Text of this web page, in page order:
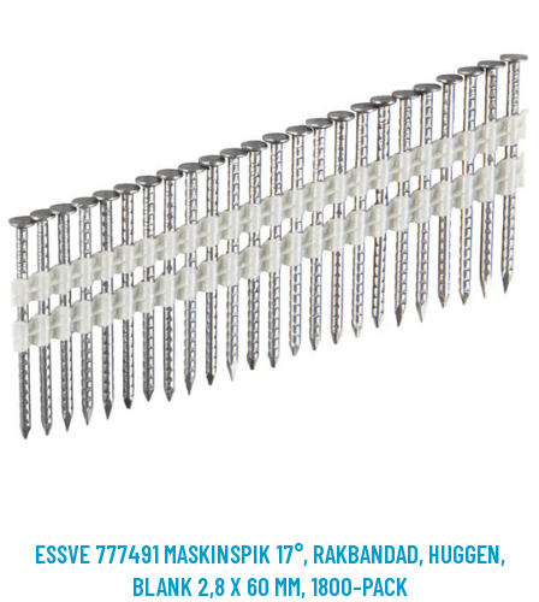
ESSVE 777491 MASKINSPIK 17°, RAKBANDAD, HUGGEN,
BLANK 2,8 X 60 MM, 1800-PACK